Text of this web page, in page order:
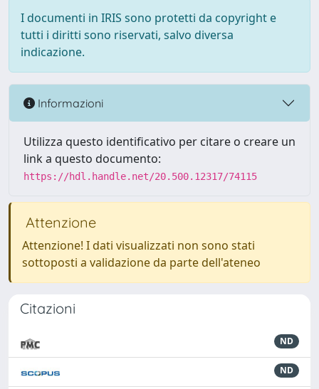
I documenti in IRIS sono protetti da copyright e
tutti i diritti sono riservati, salvo diversa
indicazione.
Informazioni
Utilizza questo identificativo per citare o creare un
link a questo documento:
https://hdl.handle.net/20.500.12317/74115
Attenzione
Attenzione! I dati visualizzati non sono stati
sottoposti a validazione da parte dell'ateneo
Citazioni
ND
ND